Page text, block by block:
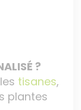
?
tisanes,
plantes